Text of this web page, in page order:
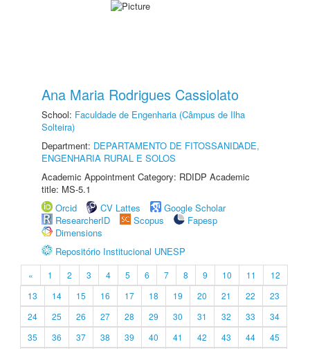
Ana Maria Rodrigues Cassiolato
School: Faculdade de Engenharia (Câmpus de Ilha
Solteira)
Department: DEPARTAMENTO DE FITOSSANIDADE,
ENGENHARIA RURAL E SOLOS
Academic Appointment Category: RDIDP Academic
title: MS-5.1
Orcid
CV Lattes
Google Scholar
ResearcherID
Scopus
Fapesp
Dimensions
Repositório Institucional UNESP
« 1 2 3 4 5 6 7 8 9 10 11
12
13
14 15 16 17 18 19 20 21 22
23
24
25 26 27 28 29 30 31 32 33
34
35
36 37 38 39 40 41 42 43 44
45